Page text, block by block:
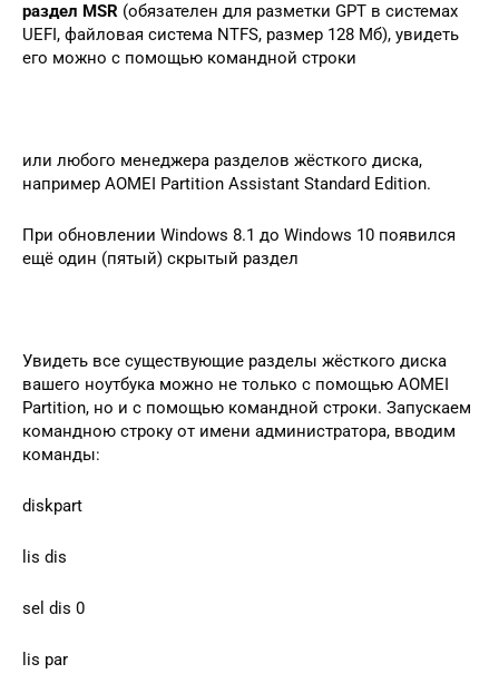
раздел MSR (обязателен для разметки GPT в системах
UEFI, файловая система NTFS, размер 128 Мб), увидеть
его можно с помощью командной строки
или любого менеджера разделов жёсткого диска,
например AOMEI Partition Assistant Standard Edition.
При обновлении Windows 8.1 до Windows 10 появился
ещё один (пятый) скрытый раздел
Увидеть все существующие разделы жёсткого диска
вашего ноутбука можно не только с помощью AOMEI
Partition, но и с помощью командной строки. Запускаем
командною строку от имени администратора, вводим
команды:
diskpart
lis dis
sel dis 0
lis par